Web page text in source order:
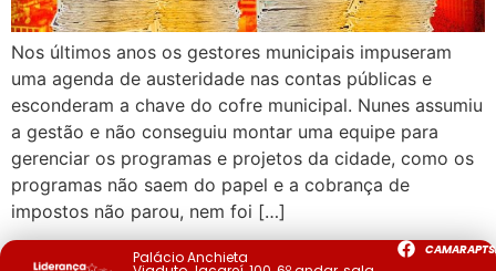
Nos últimos anos os gestores municipais impuseram
uma agenda de austeridade nas contas públicas e
esconderam a chave do cofre municipal. Nunes assumiu
a gestão e não conseguiu montar uma equipe para
gerenciar os programas e projetos da cidade, como os
programas não saem do papel e a cobrança de
impostos não parou, nem foi […]
Palácio Anchieta